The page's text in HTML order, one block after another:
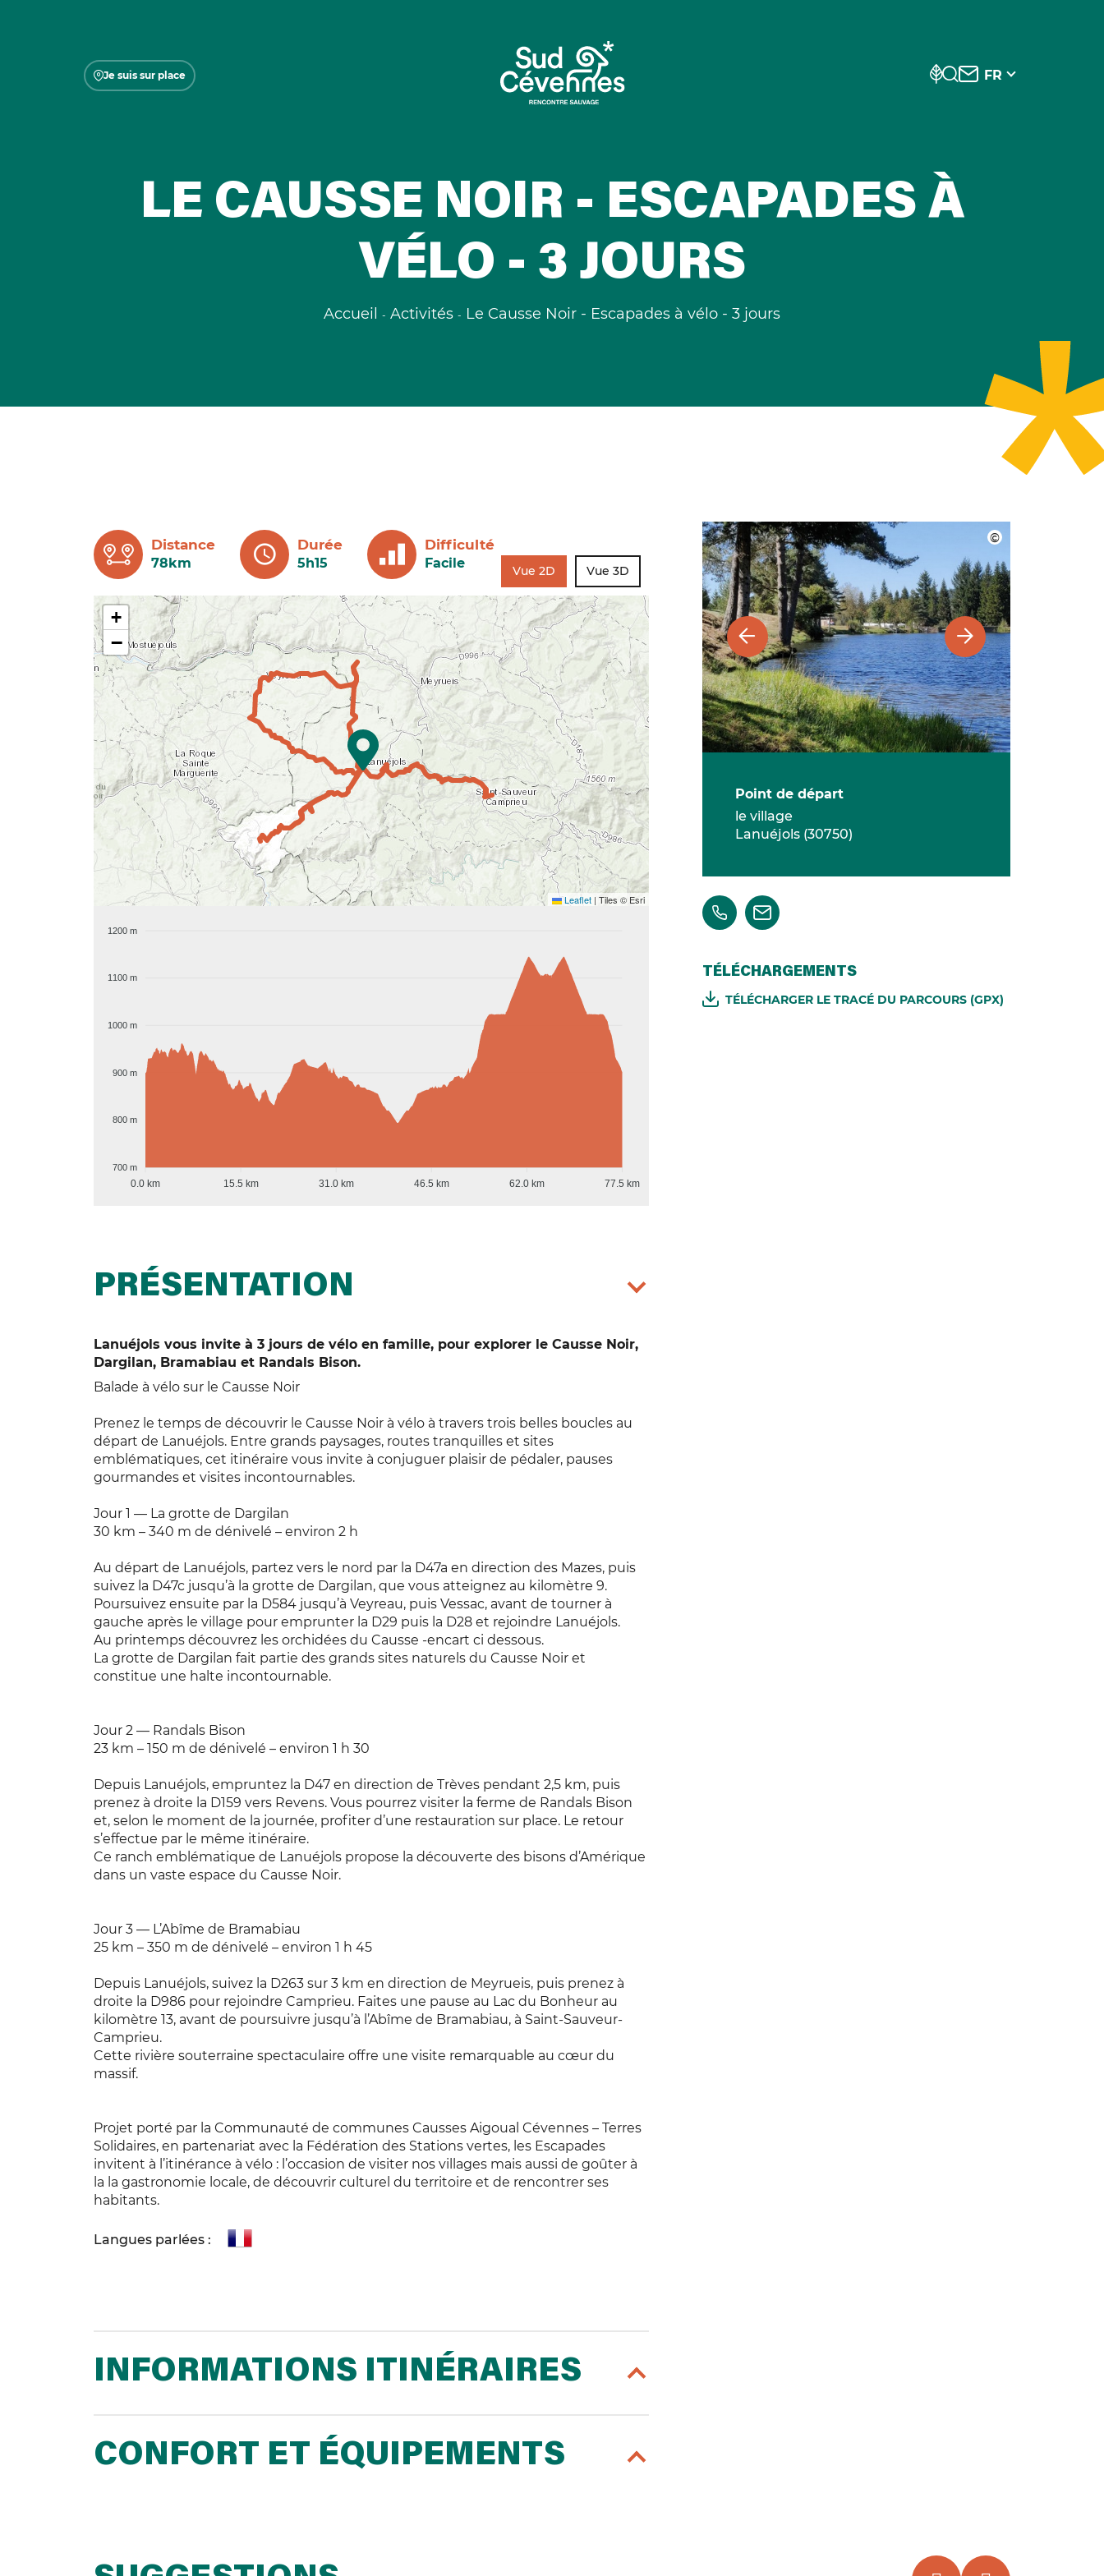
Je suis sur place FR
LE CAUSSE NOIR - ESCAPADES À
VÉLO - 3 JOURS
Accueil Activités Le Causse Noir - Escapades à vélo - 3 jours
Distance
78km
Durée
5h15
Difficulté
Facile Vue 2D Vue 3D
+
−
Leaflet | Tiles © Esri
1200 m
1100 m
1000 m
900 m
800 m
700 m
0.0 km 15.5 km 31.0 km 46.5 km 62.0 km 77.5 km
PRÉSENTATION
Lanuéjols vous invite à 3 jours de vélo en famille, pour explorer le Causse Noir,
Dargilan, Bramabiau et Randals Bison.
Balade à vélo sur le Causse Noir
Prenez le temps de découvrir le Causse Noir à vélo à travers trois belles boucles au
départ de Lanuéjols. Entre grands paysages, routes tranquilles et sites
emblématiques, cet itinéraire vous invite à conjuguer plaisir de pédaler, pauses
gourmandes et visites incontournables.
Jour 1 — La grotte de Dargilan
30 km – 340 m de dénivelé – environ 2 h
Au départ de Lanuéjols, partez vers le nord par la D47a en direction des Mazes, puis
suivez la D47c jusqu’à la grotte de Dargilan, que vous atteignez au kilomètre 9.
Poursuivez ensuite par la D584 jusqu’à Veyreau, puis Vessac, avant de tourner à
gauche après le village pour emprunter la D29 puis la D28 et rejoindre Lanuéjols.
Au printemps découvrez les orchidées du Causse -encart ci dessous.
La grotte de Dargilan fait partie des grands sites naturels du Causse Noir et
constitue une halte incontournable.
Jour 2 — Randals Bison
23 km – 150 m de dénivelé – environ 1 h 30
Depuis Lanuéjols, empruntez la D47 en direction de Trèves pendant 2,5 km, puis
prenez à droite la D159 vers Revens. Vous pourrez visiter la ferme de Randals Bison
et, selon le moment de la journée, profiter d’une restauration sur place. Le retour
s’effectue par le même itinéraire.
Ce ranch emblématique de Lanuéjols propose la découverte des bisons d’Amérique
dans un vaste espace du Causse Noir.
Jour 3 — L’Abîme de Bramabiau
25 km – 350 m de dénivelé – environ 1 h 45
Depuis Lanuéjols, suivez la D263 sur 3 km en direction de Meyrueis, puis prenez à
droite la D986 pour rejoindre Camprieu. Faites une pause au Lac du Bonheur au
kilomètre 13, avant de poursuivre jusqu’à l’Abîme de Bramabiau, à Saint-Sauveur-
Camprieu.
Cette rivière souterraine spectaculaire offre une visite remarquable au cœur du
massif.​
Projet porté par la Communauté de communes Causses Aigoual Cévennes – Terres
Solidaires, en partenariat avec la Fédération des Stations vertes, les Escapades
invitent à l’itinérance à vélo : l’occasion de visiter nos villages mais aussi de goûter à
la la gastronomie locale, de découvrir culturel du territoire et de rencontrer ses
habitants.
Langues parlées :
INFORMATIONS ITINÉRAIRES
CONFORT ET ÉQUIPEMENTS
Point de départ
le village
Lanuéjols (30750)
TÉLÉCHARGEMENTS
TÉLÉCHARGER LE TRACÉ DU PARCOURS (GPX)